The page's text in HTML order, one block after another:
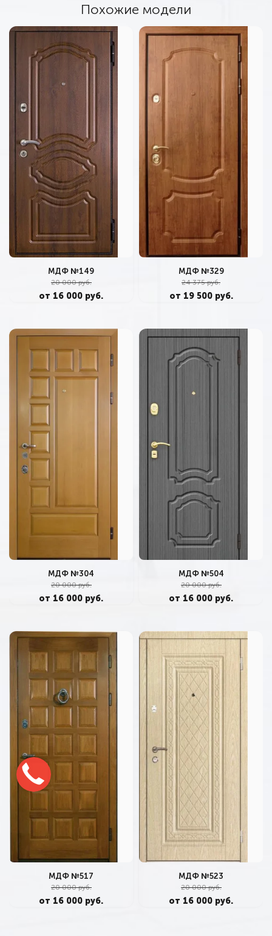
Похожие модели
МДФ №149
20 000 руб.
от 16 000 руб.
МДФ №329
24 375 руб.
от 19 500 руб.
МДФ №304
20 000 руб.
от 16 000 руб.
МДФ №504
20 000 руб.
от 16 000 руб.
МДФ №517
20 000 руб.
от 16 000 руб.
МДФ №523
20 000 руб.
от 16 000 руб.